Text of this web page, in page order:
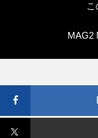
MAG2